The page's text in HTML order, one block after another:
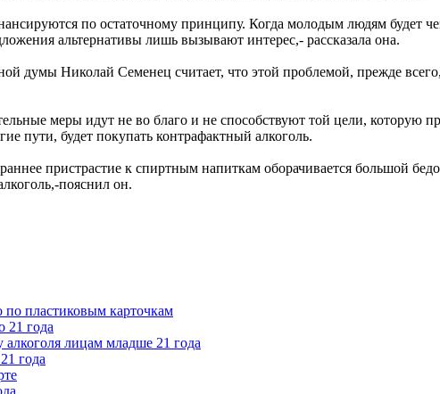
по остаточному принципу. Когда молодым людям будет
альтернативы лишь вызывают интерес,- рассказала она.
думы Николай Семенец считает, что этой проблемой, прежде
меры идут не во благо и не способствуют той цели, которую
пути, будет покупать контрафактный алкоголь.
пристрастие к спиртным напиткам оборачивается большой
пояснил он.
по пластиковым карточкам
21 года
алкоголя лицам младше 21 года
года